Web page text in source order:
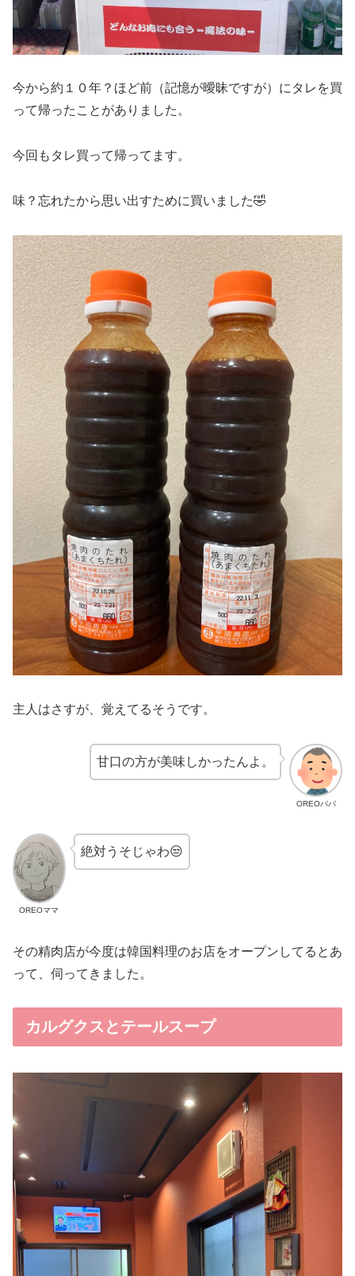
今から約１０年？ほど前（記憶が曖昧ですが）にタレを買
って帰ったことがありました。
今回もタレ買って帰ってます。
味？忘れたから思い出すために買いました🤣
主人はさすが、覚えてるそうです。
OREOパパ
甘口の方が美味しかったんよ。
OREOママ
絶対うそじゃわ😒
その精肉店が今度は韓国料理のお店をオープンしてるとあ
って、伺ってきました。
カルグクスとテールスープ